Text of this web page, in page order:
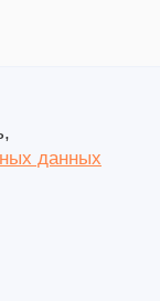
данных